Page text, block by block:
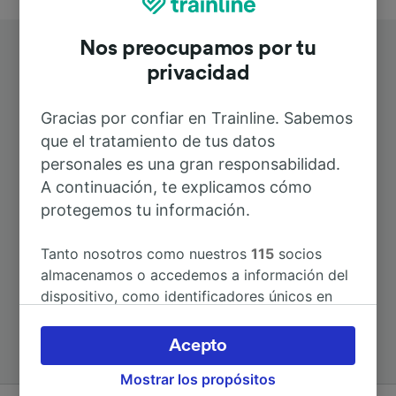
Rutas más populares desde Beaupuy
Clinique
A Montrabé 6h 49min
A Toulouse Matabiau
Nos preocupamos por tu
privacidad
Gracias por confiar en Trainline. Sabemos
que el tratamiento de tus datos
personales es una gran responsabilidad.
A continuación, te explicamos cómo
protegemos tu información.
Tanto nosotros como nuestros115 socios
almacenamos o accedemos a información del
dispositivo, como identificadores únicos en
Puedes aceptar o administrar tus preferencias
haciendo clic abajo, incluido el derecho de
oposición en función de tu interés legítimo o,
Mostrar los propósitos
Acepto